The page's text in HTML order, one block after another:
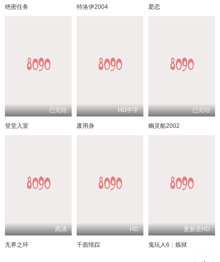
绝密任务 特洛伊2004 爱恋
已完结
登堂入室
HD中字
废用身
已完结
幽灵船2002
高清
无界之环
HD
千面情踪
更新至HD
鬼玩人6：炼狱